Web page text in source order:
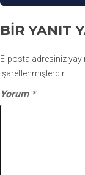
BIR YANIT
E-posta adresiniz
işaretlenmişlerdir
Yorum *